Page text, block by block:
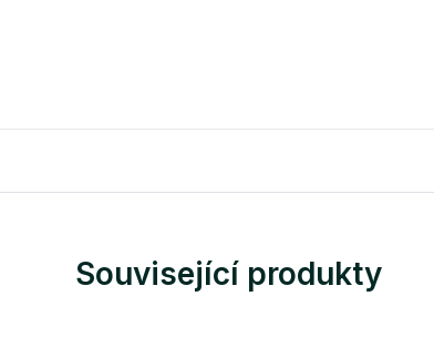
Související produkty